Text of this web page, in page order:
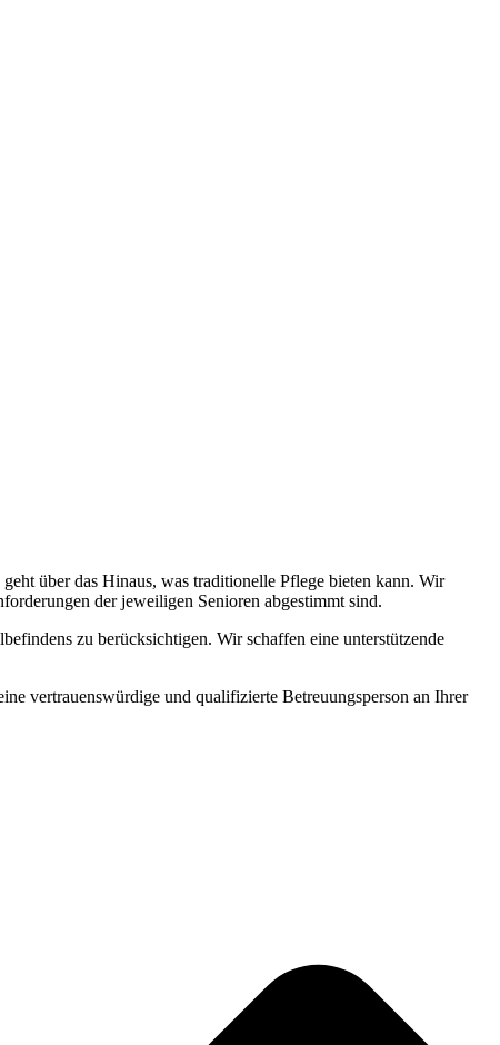
über das Hinaus, was traditionelle Pflege bieten kann. Wir
der jeweiligen Senioren abgestimmt sind.
zu berücksichtigen. Wir schaffen eine unterstützende
vertrauenswürdige und qualifizierte Betreuungsperson an Ihrer